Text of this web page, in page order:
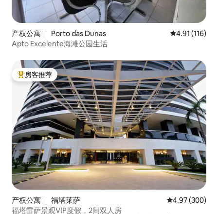
产权公寓 ｜ Porto das Dunas 平均评分 4.91
4.91 (116)
Apto Excelente海滩公园生活
热门「房客推荐」
房客推荐
产权公寓 ｜ 福塔莱萨 平均评分 4.97
4.97 (300)
福塔雷萨景观VIP度假，2间双人房